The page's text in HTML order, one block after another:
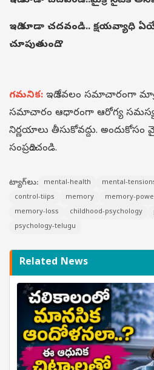
ఇది కూడా చదవండి.. క్షయవ్యాధి
చూపుతుంది..?
గమనిక: ఇది కేవలం సమాచారంగా
సమాచారం ఆధారంగా ఆరోగ్య
నిర్ణయాలు తీసుకోవద్దు. అందుకోసం
సంప్రదించండి.
ట్యాగ్‌లు: mental-health mental-
control-tiips
memory memory-
memory-loss
childhood-psychology
psychology-telugu
Related News